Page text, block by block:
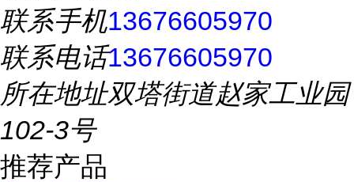
联系手机13676605970
联系电话13676605970
所在地址双塔街道赵家工业园
102-3号
推荐产品